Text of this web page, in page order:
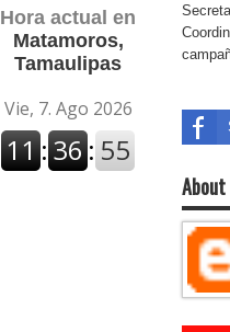
Hora actual en
Matamoros,
Tamaulipas